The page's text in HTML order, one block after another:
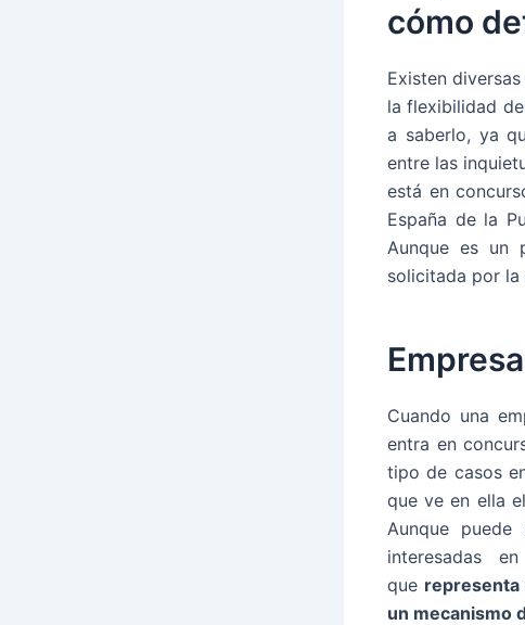
cómo
Existen
la flexibilidad
a saberlo, ya
entre las
está en
España de la
Aunque es un
solicitada por la
Cuando una
entra en
tipo de casos
que ve en ella
Aunque
interesadas
que representa
un mecanismo